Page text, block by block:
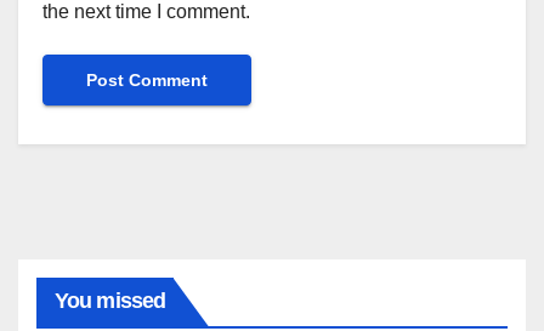
the next time I comment.
You missed